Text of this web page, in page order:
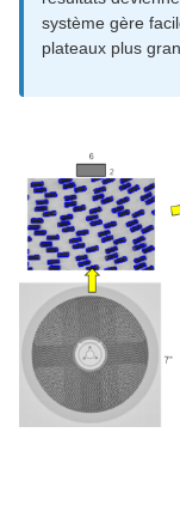
système gère
plateaux plus